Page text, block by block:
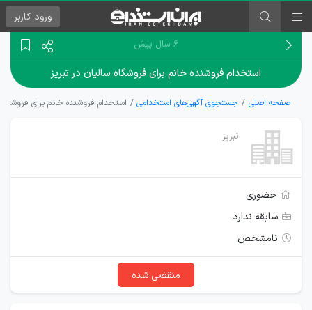
ورود کاربر
۶ سال پیش
استخدام فروشنده خانم برای فروشگاه سالیان در تبریز
صفحه اصلی جستجوی آگهی‌های استخدامی استخدام فروشنده خانم برای فروشگاه
تبریز
حضوری
سابقه ندارد
نامشخص
منقضی شده